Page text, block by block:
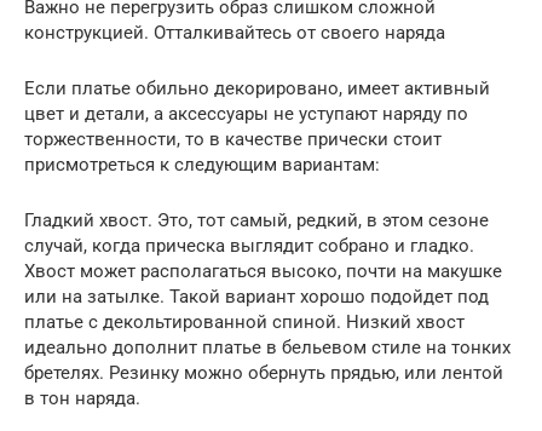
Важно не перегрузить образ слишком сложной
конструкцией. Отталкивайтесь от своего наряда
Если платье обильно декорировано, имеет активный
цвет и детали, а аксессуары не уступают наряду по
торжественности, то в качестве прически стоит
присмотреться к следующим вариантам:
Гладкий хвост. Это, тот самый, редкий, в этом сезоне
случай, когда прическа выглядит собрано и гладко.
Хвост может располагаться высоко, почти на макушке
или на затылке. Такой вариант хорошо подойдет под
платье с декольтированной спиной. Низкий хвост
идеально дополнит платье в бельевом стиле на тонких
бретелях. Резинку можно обернуть прядью, или лентой
в тон наряда.